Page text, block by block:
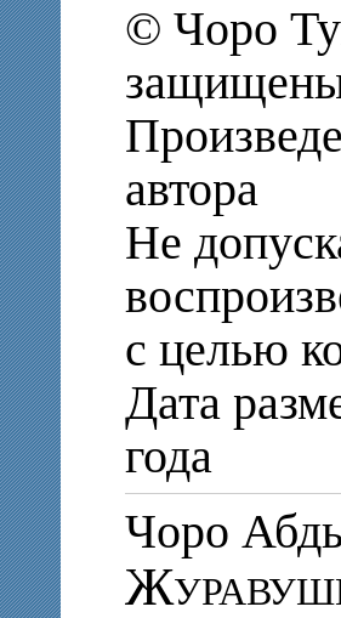
© Чоро
автора
Не
с целью
Дата
года
Чоро